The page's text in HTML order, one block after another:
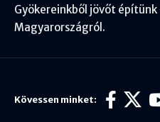
Gyökereinkből jövőt
Magyarországról.
Kövessen minket: